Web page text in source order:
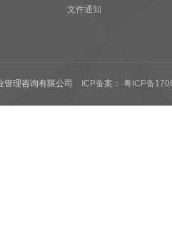
文件通知
管理咨询有限公司 ICP备案： 粤ICP备